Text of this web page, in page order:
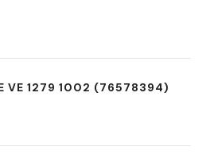
VE 1279 1002 (76578394)